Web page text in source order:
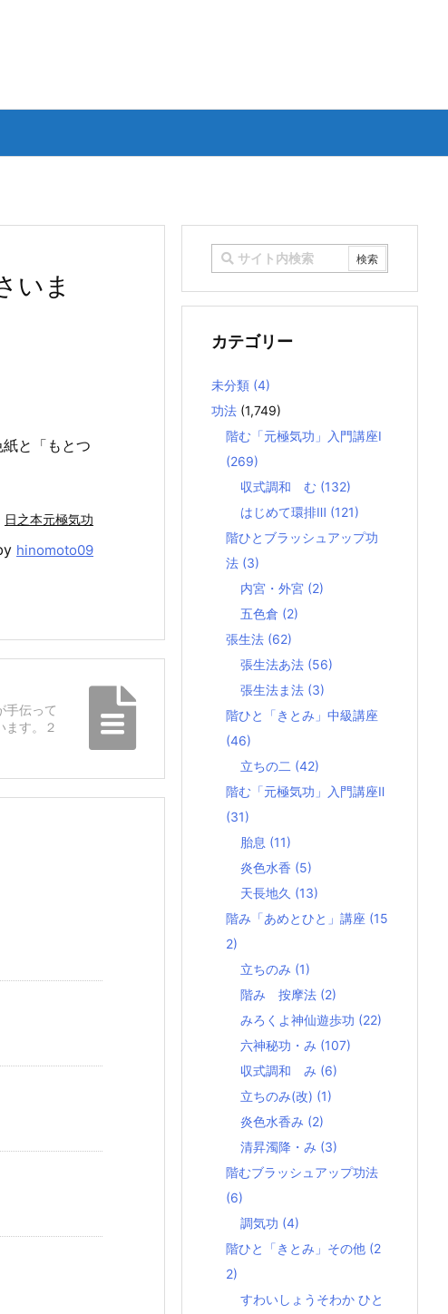
いま
と「もとつ
日之本元極気功
hinomoto09
手伝って
ます。２
カテゴリー
未分類 (4)
功法 (1,749)
階む「元極気功」入門講座Ⅰ
(269)
収式調和 む (132)
はじめて環排Ⅲ (121)
階ひとブラッシュアップ功
法 (3)
内宮・外宮 (2)
五色倉 (2)
張生法 (62)
張生法あ法 (56)
張生法ま法 (3)
階ひと「きとみ」中級講座
(46)
立ちの二 (42)
階む「元極気功」入門講座Ⅱ
(31)
胎息 (11)
炎色水香 (5)
天長地久 (13)
階み「あめとひと」講座 (15
2)
立ちのみ (1)
階み 按摩法 (2)
みろくよ神仙遊歩功 (22)
六神秘功・み (107)
収式調和 み (6)
立ちのみ(改) (1)
炎色水香み (2)
清昇濁降・み (3)
階むブラッシュアップ功法
(6)
調気功 (4)
階ひと「きとみ」その他 (2
2)
すわいしょうそわか ひと